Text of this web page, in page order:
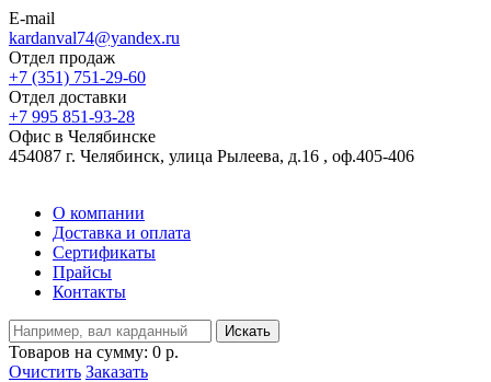
E-mail
kardanval74@yandex.ru
Отдел продаж
+7 (351) 751-29-60
Отдел доставки
+7 995 851-93-28
Офис в Челябинске
454087 г. Челябинск, улица Рылеева, д.16 , оф.405-406
О компании
Доставка и оплата
Сертификаты
Прайсы
Контакты
Искать
Товаров на сумму: 0 р.
Очистить Заказать